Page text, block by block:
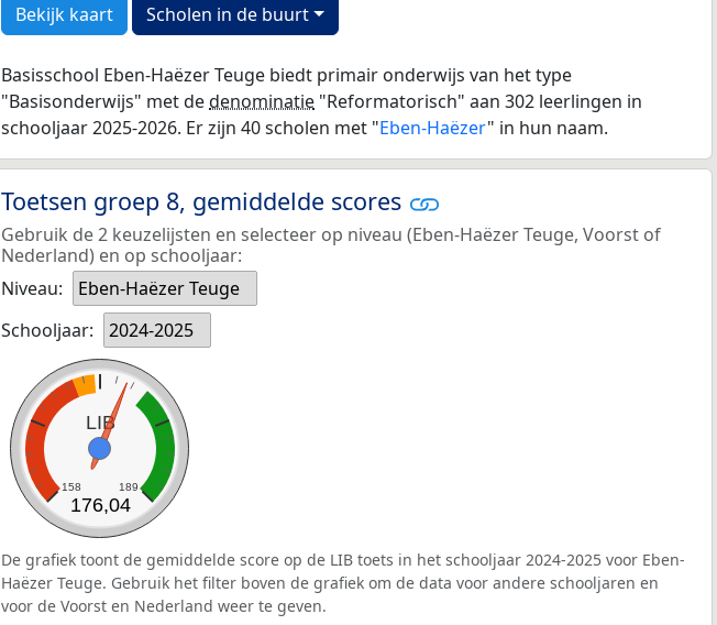
Bekijk kaart Scholen in de buurt
Basisschool Eben-Haëzer Teuge biedt primair onderwijs van het type
"Basisonderwijs" met dedenominatie "Reformatorisch" aan 302 leerlingen in
schooljaar 2025-2026. Er zijn 40 scholen met "Eben-Haëzer" in hun naam.
Toetsen groep 8, gemiddelde scores
Gebruik de 2 keuzelijsten en selecteer op niveau (Eben-Haëzer Teuge, Voorst of
Nederland) en op schooljaar:
Niveau:
Eben-Haëzer Teuge
Schooljaar:
2024-2025
LIB
158 189
176,04
De grafiek toont de gemiddelde score op de LIB toets in het schooljaar 2024-2025 voor Eben-
Haëzer Teuge. Gebruik het filter boven de grafiek om de data voor andere schooljaren en
voor de Voorst en Nederland weer te geven.